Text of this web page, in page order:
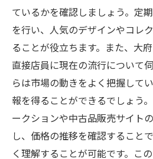
ているかを確認しましょう。定
を行い、人気のデザインやコレ
ることが役立ちます。また、大
直接店員に現在の流行について
らは市場の動きをよく把握して
報を得ることができるでしょう
ークションや中古品販売サイト
し、価格の推移を確認すること
く理解することが可能です。こ